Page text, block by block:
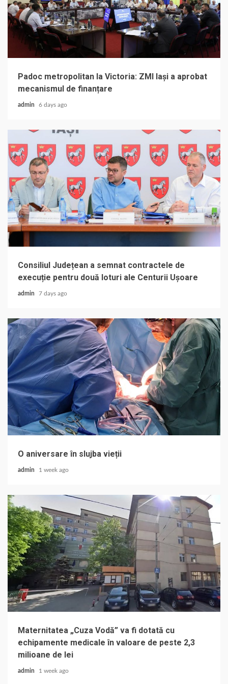
Padoc metropolitan la Victoria: ZMI Iași a aprobat
mecanismul de finanțare
admin 6 days ago
Consiliul Județean a semnat contractele de
execuție pentru două loturi ale Centurii Ușoare
admin 7 days ago
O aniversare în slujba vieții
admin 1 week ago
Maternitatea „Cuza Vodă” va fi dotată cu
echipamente medicale în valoare de peste 2,3
milioane de lei
admin 1 week ago